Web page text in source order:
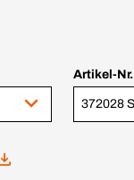
Artikel-Nr.